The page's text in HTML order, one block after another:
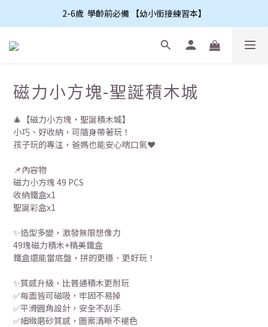
2-6歲  學齡前必備 【幼小銜接練習本】
磁力小方塊-聖誕積木城
🎄【磁力小方塊・聖誕積木城】
小巧、好收納，可隨身帶著玩！
孩子玩的專注，爸媽也能安心喘口氣❤️
📌內容物
磁力小方塊 49 PCS
收納鐵盒x1
聖誕彩盒x1
✨造型多變，激發無限想像力
49塊磁力積木+精美鐵盒
鐵盒還能當底盤，拼的更穩、更好玩！
✨質感升級，比普通積木更耐玩
✅每面皆可磁吸，牢固不易掉
✅平滑圓角設計，安全不刮手
✅細緻磨砂質感，圖案清晰不褪色